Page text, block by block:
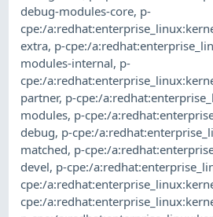
debug-modules-core, p-
cpe:/
extra, p-cpe:/
modules-internal, p-
cpe:/
partner, p-cpe:/
modules, p-cpe:/
debug, p-cpe:/
matched, p-cpe:/
devel, p-cpe:/
cpe:/
cpe:/